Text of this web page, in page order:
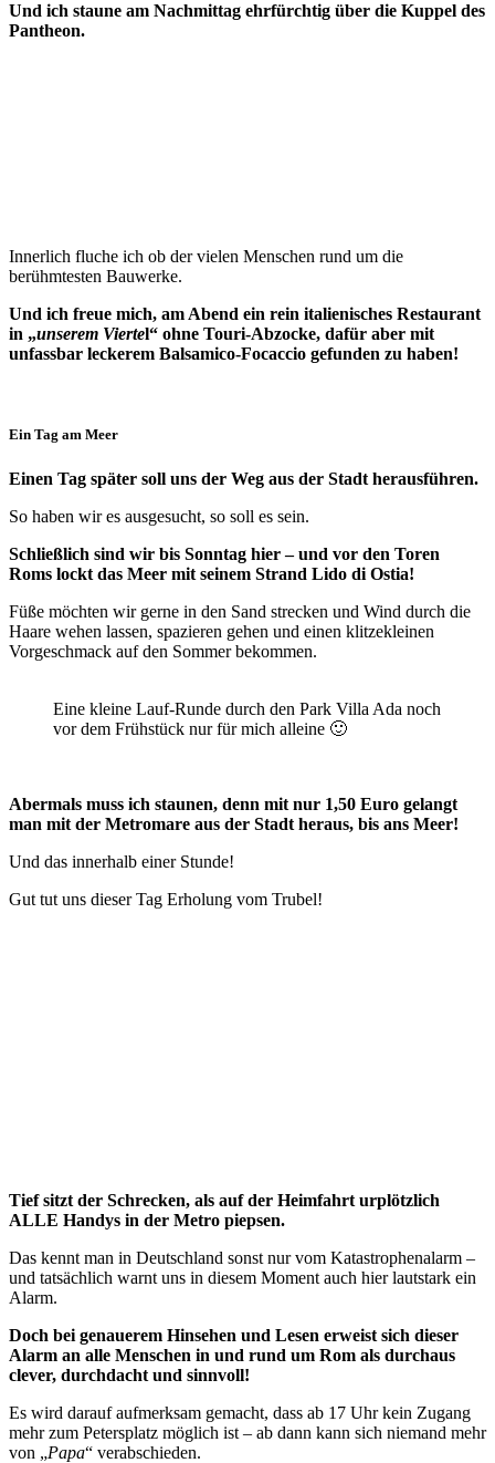
Und ich staune am Nachmittag ehrfürchtig über die Kuppel des
Pantheon.
Innerlich fluche ich ob der vielen Menschen rund um die
berühmtesten Bauwerke.
Und ich freue mich, am Abend ein rein italienisches Restaurant
in „unserem Viertel“ ohne Touri-Abzocke, dafür aber mit
unfassbar leckerem Balsamico-Focaccio gefunden zu haben!
Ein Tag am Meer
Einen Tag später soll uns der Weg aus der Stadt herausführen.
So haben wir es ausgesucht, so soll es sein.
Schließlich sind wir bis Sonntag hier – und vor den Toren
Roms lockt das Meer mit seinem Strand Lido di Ostia!
Füße möchten wir gerne in den Sand strecken und Wind durch die
Haare wehen lassen, spazieren gehen und einen klitzekleinen
Vorgeschmack auf den Sommer bekommen.
Eine kleine Lauf-Runde durch den Park Villa Ada noch
vor dem Frühstück nur für mich alleine 🙂
Abermals muss ich staunen, denn mit nur 1,50 Euro gelangt
man mit der Metromare aus der Stadt heraus, bis ans Meer!
Und das innerhalb einer Stunde!
Gut tut uns dieser Tag Erholung vom Trubel!
Tief sitzt der Schrecken, als auf der Heimfahrt urplötzlich
ALLE Handys in der Metro piepsen.
Das kennt man in Deutschland sonst nur vom Katastrophenalarm –
und tatsächlich warnt uns in diesem Moment auch hier lautstark ein
Alarm.
Doch bei genauerem Hinsehen und Lesen erweist sich dieser
Alarm an alle Menschen in und rund um Rom als durchaus
clever, durchdacht und sinnvoll!
Es wird darauf aufmerksam gemacht, dass ab 17 Uhr kein Zugang
mehr zum Petersplatz möglich ist – ab dann kann sich niemand mehr
von „Papa“ verabschieden.